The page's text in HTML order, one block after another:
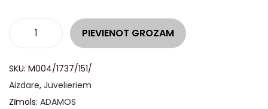
PIEVIENOT GROZAM
SKU: M004/1737/151/
Aizdare, Juvelieriem
Zīmols: ADAMOS